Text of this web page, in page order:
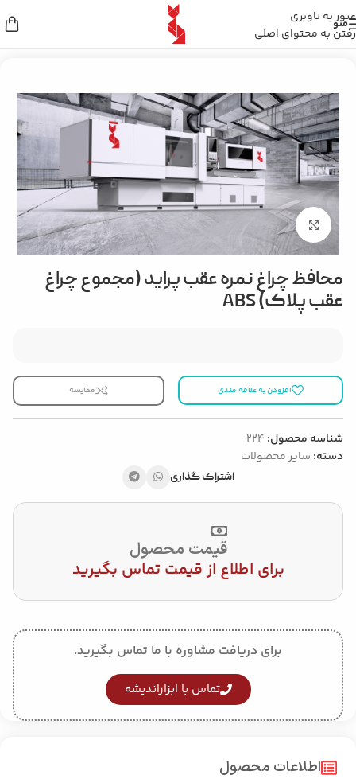
عبور به ناوبری
رفتن به محتوای اصلی
منو
خانه/سایر محصولات
بزرگنمایی تصویر
محافظ چراغ نمره عقب پراید (مجموع چراغ
عقب پلاک) ABS
افزودن به علاقه مندی مقایسه
شناسه محصول: 224
دسته: سایر محصولات
اشتراک گذاری
قیمت محصول
برای اطلاع از قیمت تماس بگیرید
برای دریافت مشاوره با ما تماس بگیرید.
تماس با ابزاراندیشه
اطلاعات محصول